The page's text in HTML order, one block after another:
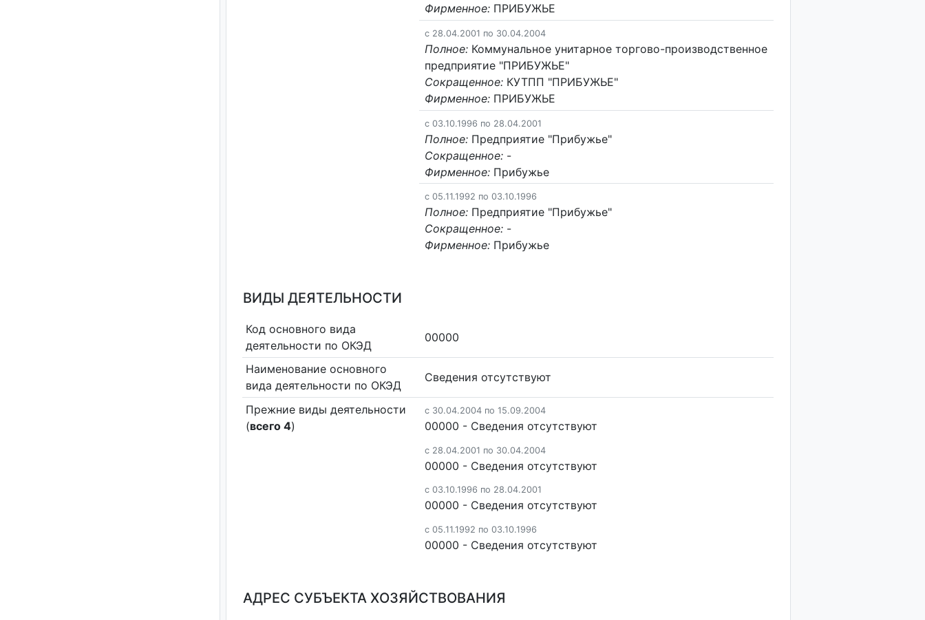
Фирменное: ПРИБУЖЬЕ
c 28.04.2001 по 30.04.2004
Полное: Коммунальное унитарное торгово-производственное
предприятие "ПРИБУЖЬЕ"
Сокращенное: КУТПП "ПРИБУЖЬЕ"
Фирменное: ПРИБУЖЬЕ
c 03.10.1996 по 28.04.2001
Полное: Предприятие "Прибужье"
Сокращенное: -
Фирменное: Прибужье
c 05.11.1992 по 03.10.1996
Полное: Предприятие "Прибужье"
Сокращенное: -
Фирменное: Прибужье
ВИДЫ ДЕЯТЕЛЬНОСТИ
Код основного вида
деятельности по ОКЭД
00000
Наименование основного
вида деятельности по ОКЭД
Cведения отсутствуют
Прежние виды деятельности
(всего 4)
c 30.04.2004 по 15.09.2004
00000 - Cведения отсутствуют
c 28.04.2001 по 30.04.2004
00000 - Cведения отсутствуют
c 03.10.1996 по 28.04.2001
00000 - Cведения отсутствуют
c 05.11.1992 по 03.10.1996
00000 - Cведения отсутствуют
АДРЕС СУБЪЕКТА ХОЗЯЙСТВОВАНИЯ